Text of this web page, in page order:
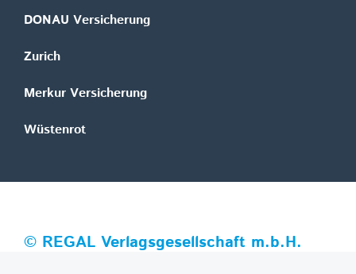
DONAU Versicherung
Zurich
Merkur Versicherung
Wüstenrot
© REGAL Verlagsgesellschaft m.b.H.